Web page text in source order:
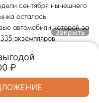
сентября нынешнего
осталась
автомобили которой за
экземпляров.
Закрыть
₽
Заказать